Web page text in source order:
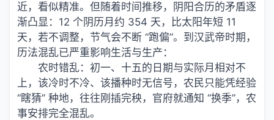
近，看似精准。但随着时间推移，阴阳合历的矛盾逐
渐凸显：12 个阴历月约 354 天，比太阳年短 11
天，若不调整，节气会不断 “跑偏”。到汉武帝时期，
历法混乱已严重影响生活与生产：
农时错乱：初一、十五的日期与实际月相对不
上，该冷时不冷、该播种时无信号，农民只能凭经验
“瞎猜” 种地，往往刚插完秧，官府就通知 “换季”，农
事安排完全混乱。